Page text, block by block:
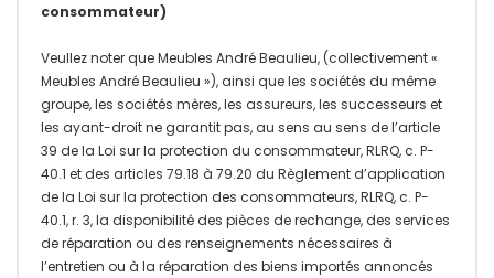
consommateur)
Veullez noter que Meubles André Beaulieu, (collectivement «
Meubles André Beaulieu »), ainsi que les sociétés du même
groupe, les sociétés mères, les assureurs, les successeurs et
les ayant-droit ne garantit pas, au sens au sens de l’article
39 de la Loi sur la protection du consommateur, RLRQ, c. P-
40.1 et des articles 79.18 à 79.20 du Règlement d’application
de la Loi sur la protection des consommateurs, RLRQ, c. P-
40.1, r. 3, la disponibilité des pièces de rechange, des services
de réparation ou des renseignements nécessaires à
l’entretien ou à la réparation des biens importés annoncés